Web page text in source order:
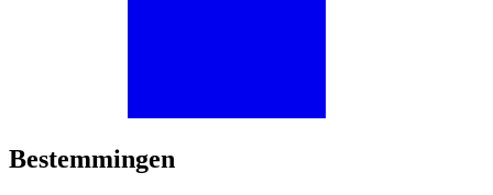
Bestemmingen